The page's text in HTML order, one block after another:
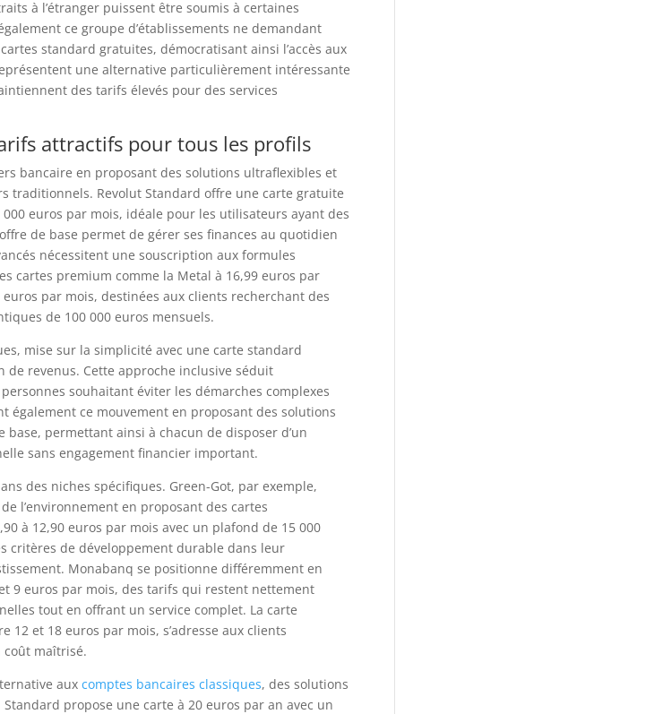
à l’étranger puissent être soumis à certaines
ce groupe d’établissements ne demandant
standard gratuites, démocratisant ainsi l’accès aux
une alternative particulièrement intéressante
des tarifs élevés pour des services
attractifs pour tous les profils
bancaire en proposant des solutions ultraflexibles et
traditionnels. Revolut Standard offre une carte gratuite
euros par mois, idéale pour les utilisateurs ayant des
de base permet de gérer ses finances au quotidien
nécessitent une souscription aux formules
cartes premium comme la Metal à 16,99 euros par
par mois, destinées aux clients recherchant des
de 100 000 euros mensuels.
mise sur la simplicité avec une carte standard
de revenus. Cette approche inclusive séduit
souhaitant éviter les démarches complexes
également ce mouvement en proposant des solutions
permettant ainsi à chacun de disposer d’un
sans engagement financier important.
des niches spécifiques. Green-Got, par exemple,
l’environnement en proposant des cartes
à 12,90 euros par mois avec un plafond de 15 000
critères de développement durable dans leur
Monabanq se positionne différemment en
9 euros par mois, des tarifs qui restent nettement
tout en offrant un service complet. La carte
12 et 18 euros par mois, s’adresse aux clients
coût maîtrisé.
aux comptes bancaires classiques, des solutions
propose une carte à 20 euros par an avec un